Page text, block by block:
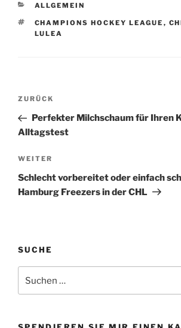
Eishockey-Sozialisation
geht auf Kindertage
zurück, als ich einen Erich
KATEGORIEN
ALLGEMEIN
SCHLAGWÖRTER
CHAMPIONS HOCKEY LEAGUE ,
LULEA
Beitragsnavigation
Vorheriger
Beitrag
ZURÜCK
Perfekter Milchschaum für Ihren
Alltagstest
Nächster
Beitrag
WEITER
Schlecht vorbereitet oder einfach
Hamburg Freezers in der CHL
SUCHE
nach: